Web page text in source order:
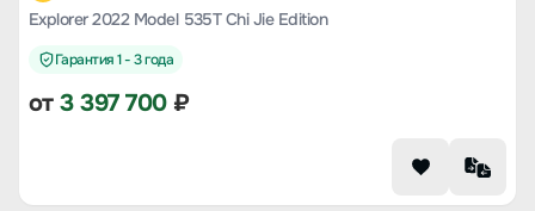
Explorer 2022 Model 535T Chi Jie Edition
Гарантия 1 - 3 года
от3 397 700₽